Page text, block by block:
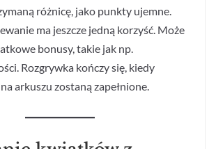
różnicę, jako punkty ujemne.
ma jeszcze jedną korzyść. Może
bonusy, takie jak np.
Rozgrywka kończy się, kiedy
arkuszu zostaną zapełnione.